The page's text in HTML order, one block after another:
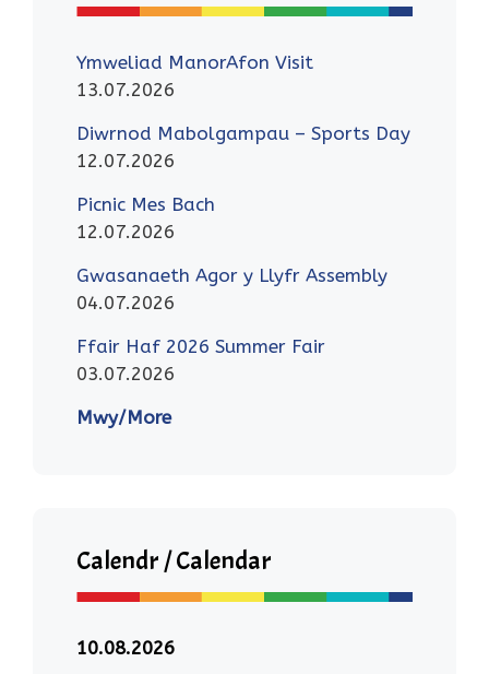
Ymweliad ManorAfon Visit
13.07.2026
Diwrnod Mabolgampau – Sports Day
12.07.2026
Picnic Mes Bach
12.07.2026
Gwasanaeth Agor y Llyfr Assembly
04.07.2026
Ffair Haf 2026 Summer Fair
03.07.2026
Mwy/More
Calendr / Calendar
10.08.2026